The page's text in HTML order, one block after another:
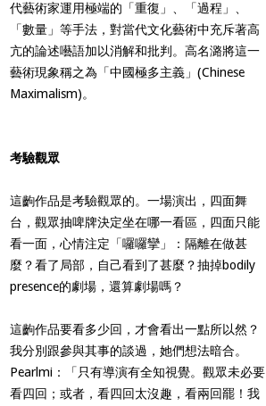
代藝術家運用極端的「重復」、「過程」、
「數量」等手法，對當代文化藝術中充斥著高
亢的論述囈語加以消解和批判。高名潞將這一
藝術現象稱之為「中國極多主義」(Chinese
Maximalism)。
考驗觀眾
這齣作品是考驗觀眾的。一場演出，四面舞
台，觀眾抽啤牌決定坐在哪一看區，四面只能
看一面，心情注定「囉囉攣」：隔離在做甚
麼？看了局部，自己看到了甚麼？抽掉bodily
presence的劇場，還算劇場嗎？
這齣作品要看多少回，才會看出一點所以然？
我分別跟參與其事的談過，她們想法暗合。
Pearlmi：「只有導演有全知視覺。觀眾未必要
看四回；或者，看四回太沒趣，看兩回罷！我